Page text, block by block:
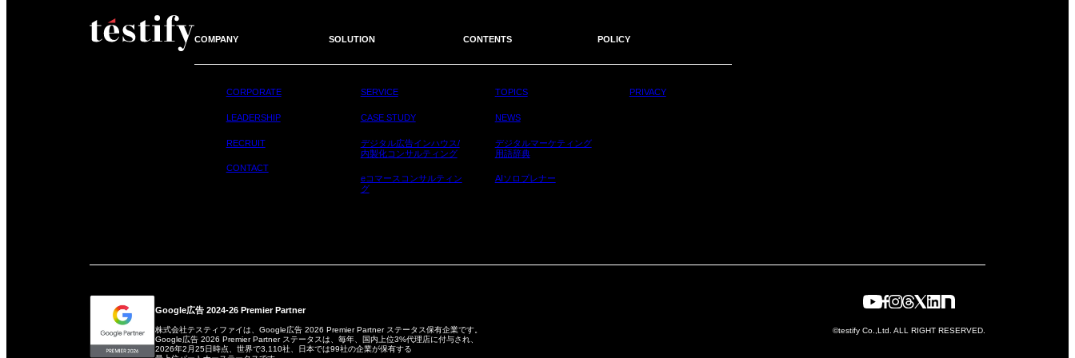
COMPANY
CORPORATE
LEADERSHIP
RECRUIT
CONTACT
SOLUTION
SERVICE
CASE STUDY
デジタル広告インハウス/
内製化コンサルティング
eコマースコンサルティン
グ
CONTENTS
TOPICS
NEWS
デジタルマーケティング
用語辞典
AIソロプレナー
POLICY
PRIVACY
Google広告 2024-26 Premier Partner
株式会社テスティファイは、Google広告 2026 Premier Partner ステータス保有企業です。
Google広告 2026 Premier Partner ステータスは、毎年、国内上位3%代理店に付与され、
2026年2月25日時点、世界で3,110社、日本では99社の企業が保有する
©testify Co.,Ltd. ALL RIGHT RESERVED.